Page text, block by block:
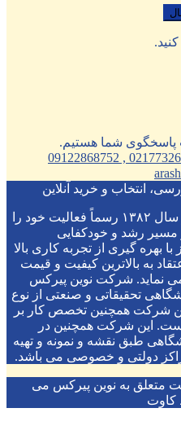
انتخاب و خرید آنلاین
" شرکت تولیدی نوین پیرکس " در سال ۱۳۸۲ رسماً فعالیت خود را
مسیر رشد و خودکفایی
بهره گیری از تجربه کاری بالا
به بالاترین کیفیت و قیمت
نماید. شرکت نوین پیرکس
تحقیقاتی و صنعتی از نوع
شرکت همچنین تخصص کار بر
این شرکت همچنین در
طبق نقشه و نمونه و تهیه
‌مراکز دولتی و خصوصی می باشد.
متعلق به نوین پیرکس می
کاوت